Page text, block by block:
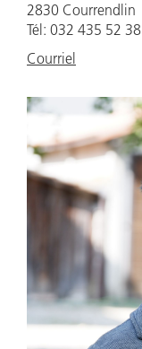
2830 Courrendlin
Tél: 032 435 52 38
Courriel